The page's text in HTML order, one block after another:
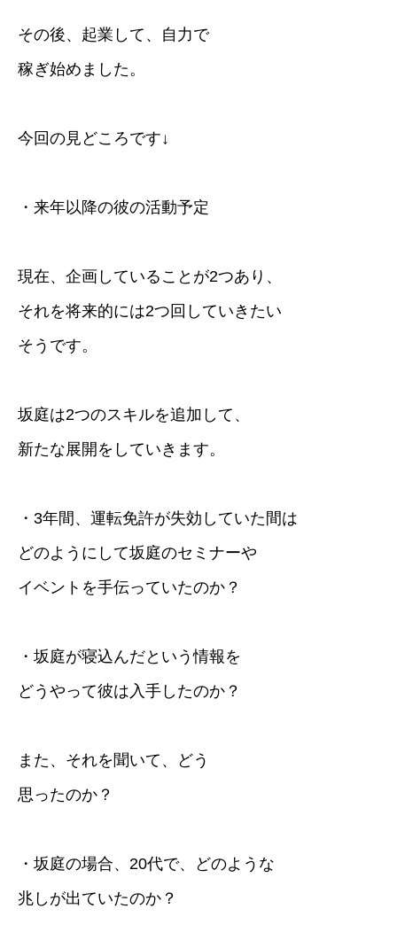
その後、起業して、自力で
稼ぎ始めました。
今回の見どころです↓
・来年以降の彼の活動予定
現在、企画していることが2つあり、
それを将来的には2つ回していきたい
そうです。
坂庭は2つのスキルを追加して、
新たな展開をしていきます。
・3年間、運転免許が失効していた間は
どのようにして坂庭のセミナーや
イベントを手伝っていたのか？
・坂庭が寝込んだという情報を
どうやって彼は入手したのか？
また、それを聞いて、どう
思ったのか？
・坂庭の場合、20代で、どのような
兆しが出ていたのか？